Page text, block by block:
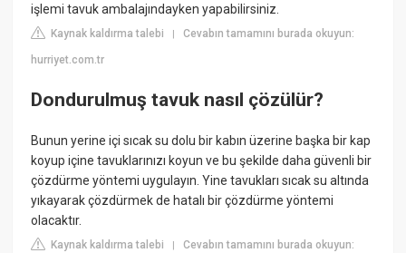
işlemi tavuk ambalajındayken yapabilirsiniz.
Kaynak kaldırma talebi |Cevabın tamamını burada okuyun:
hurriyet.com.tr
Dondurulmuş tavuk nasıl çözülür?
Bunun yerine içi sıcak su dolu bir kabın üzerine başka bir kap
koyup içine tavuklarınızı koyun ve bu şekilde daha güvenli bir
çözdürme yöntemi uygulayın. Yine tavukları sıcak su altında
yıkayarak çözdürmek de hatalı bir çözdürme yöntemi
olacaktır.
Kaynak kaldırma talebi |Cevabın tamamını burada okuyun: